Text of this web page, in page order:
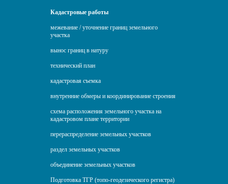
Кадастровые работы
межевание / уточнение границ земельного
участка
вынос границ в натуру
технический план
кадастровая съемка
внутренние обмеры и координирование строения
схема расположения земельного участка на
кадастровом плане территории
перераспределение земельных участков
раздел земельных участков
объединение земельных участков
Подготовка ТГР (топо-геодезического регистра)